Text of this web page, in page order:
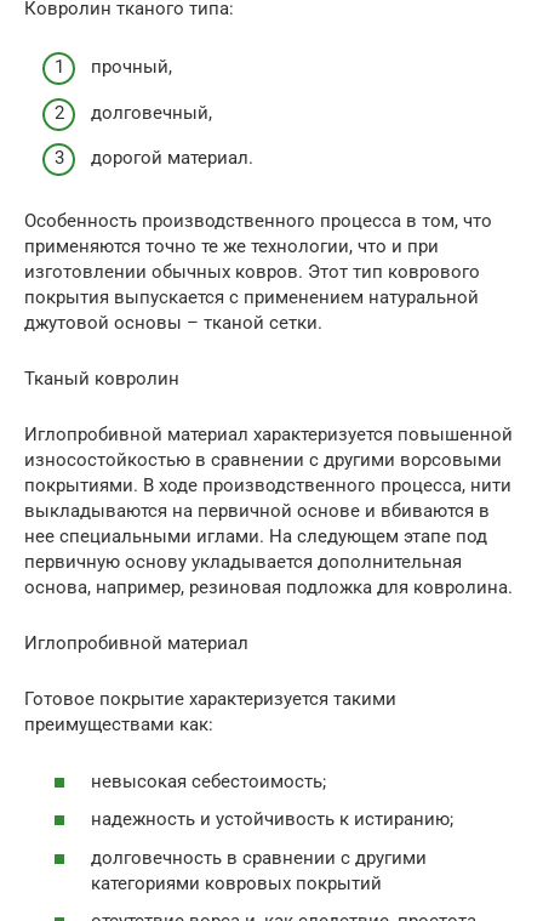
Ковролин тканого типа:
прочный,
долговечный,
дорогой материал.
Особенность производственного процесса в том, что
применяются точно те же технологии, что и при
изготовлении обычных ковров. Этот тип коврового
покрытия выпускается с применением натуральной
джутовой основы – тканой сетки.
Тканый ковролин
Иглопробивной материал характеризуется повышенной
износостойкостью в сравнении с другими ворсовыми
покрытиями. В ходе производственного процесса, нити
выкладываются на первичной основе и вбиваются в
нее специальными иглами. На следующем этапе под
первичную основу укладывается дополнительная
основа, например, резиновая подложка для ковролина.
Иглопробивной материал
Готовое покрытие характеризуется такими
преимуществами как:
невысокая себестоимость;
надежность и устойчивость к истиранию;
долговечность в сравнении с другими
категориями ковровых покрытий